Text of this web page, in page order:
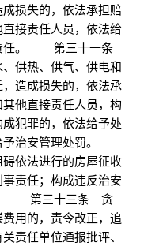
损失的，依法承担赔
接责任人员，依法给
责任。 第三十一条
供热、供气、供电和
造成损失的，依法承
他直接责任人员，构
犯罪的，依法给予处
予治安管理处罚。
依法进行的房屋征收
责任；构成违反治安
。 第三十三条 贪
用的，责令改正，追
责任单位通报批评、